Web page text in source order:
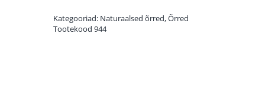
Natur
Kategooriad: Naturaalsed õrred,Õrred
Tootekood 944